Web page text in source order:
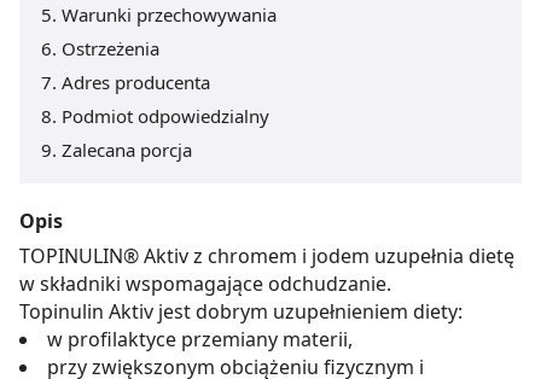
Warunki przechowywania
Ostrzeżenia
Adres producenta
Podmiot odpowiedzialny
Zalecana porcja
Opis
TOPINULIN® Aktiv z chromem i jodem uzupełnia dietę
w składniki wspomagające odchudzanie.
Topinulin Aktiv jest dobrym uzupełnieniem diety:
w profilaktyce przemiany materii,
przy zwiększonym obciążeniu fizycznym i